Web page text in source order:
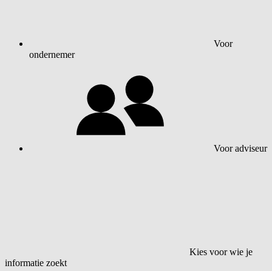
Voor
ondernemer
Voor adviseur
Kies voor wie je
informatie zoekt